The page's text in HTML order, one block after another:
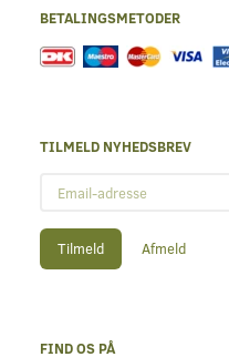
BETALINGSMETODER
TILMELD NYHEDSBREV
adresse
Tilmeld Afmeld
FIND OS PÅ